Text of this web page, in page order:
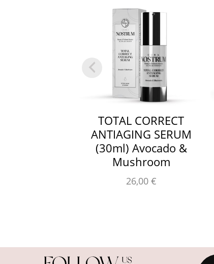
TOTAL CORRECT
ANTIAGING SERUM
(30ml) Avocado &
Mushroom
26,00 €